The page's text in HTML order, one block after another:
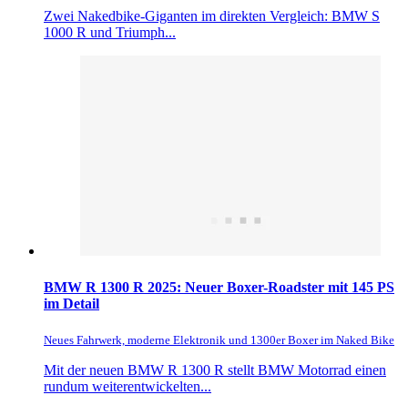
Zwei Nakedbike-Giganten im direkten Vergleich: BMW S
1000 R und Triumph...
BMW R 1300 R 2025: Neuer Boxer-Roadster mit 145 PS
im Detail
Neues Fahrwerk, moderne Elektronik und 1300er Boxer im Naked Bike
Mit der neuen BMW R 1300 R stellt BMW Motorrad einen
rundum weiterentwickelten...